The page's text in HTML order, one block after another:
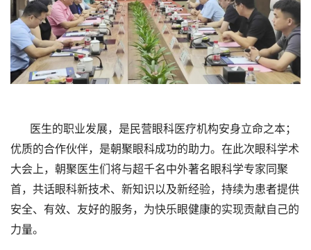
医生的职业发展，是民营眼科医疗机构安身立命之本；
优质的合作伙伴，是朝聚眼科成功的助力。在此次眼科学术
大会上，朝聚医生们将与超千名中外著名眼科学专家同聚
首，共话眼科新技术、新知识以及新经验，持续为患者提供
安全、有效、友好的服务，为快乐眼健康的实现贡献自己的
力量。